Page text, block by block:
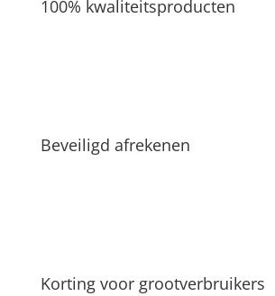
100% kwaliteitsproducten
Beveiligd afrekenen
Korting voor grootverbruikers